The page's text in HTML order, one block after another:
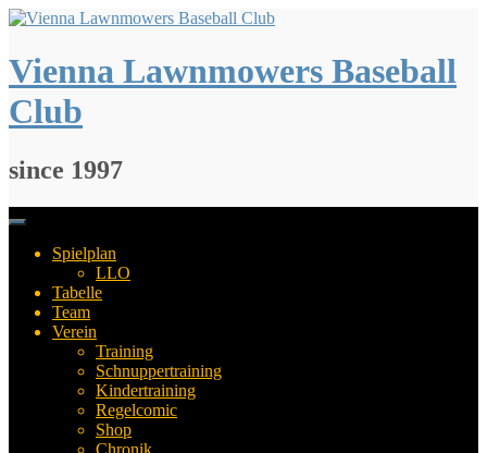
Springe
Inhalt
Vienna Lawnmowers Baseball
Club
since 1997
Spielplan
LLO
Tabelle
Team
Verein
Training
Schnuppertraining
Kindertraining
Regelcomic
Shop
Chronik